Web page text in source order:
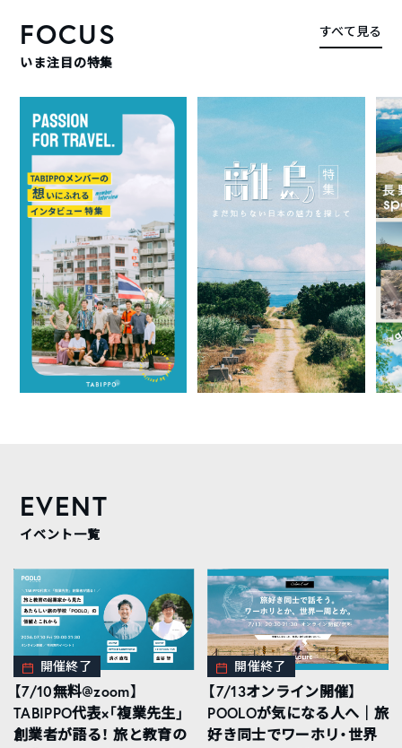
FOCUS
いま注目の特集
すべて見る
EVENT
イベント一覧
開催終了
【7/10無料@zoom】
TABIPPO代表×「複業先生」
創業者が語る！ 旅と教育の
開催終了
【7/13オンライン開催】
POOLOが気になる人へ｜旅
好き同士でワーホリ・世界